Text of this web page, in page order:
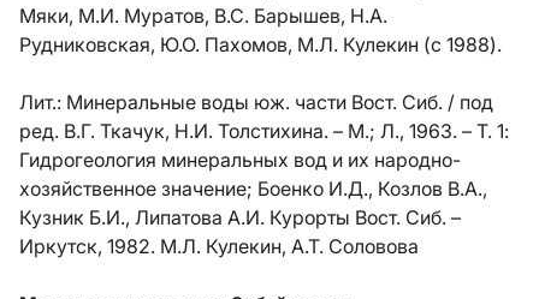
Мяки, М.И. Муратов, В.С. Барышев, Н.А.
Рудниковская, Ю.О. Пахомов, М.Л. Кулекин (с 1988).
Лит.: Минеральные воды юж. части Вост. Сиб. / под
ред. В.Г. Ткачук, Н.И. Толстихина. – М.; Л., 1963. – Т. 1:
Гидрогеология минеральных вод и их народно-
хозяйственное значение; Боенко И.Д., Козлов В.А.,
Кузник Б.И., Липатова А.И. Курорты Вост. Сиб. –
Иркутск, 1982. М.Л. Кулекин, А.Т. Соловова